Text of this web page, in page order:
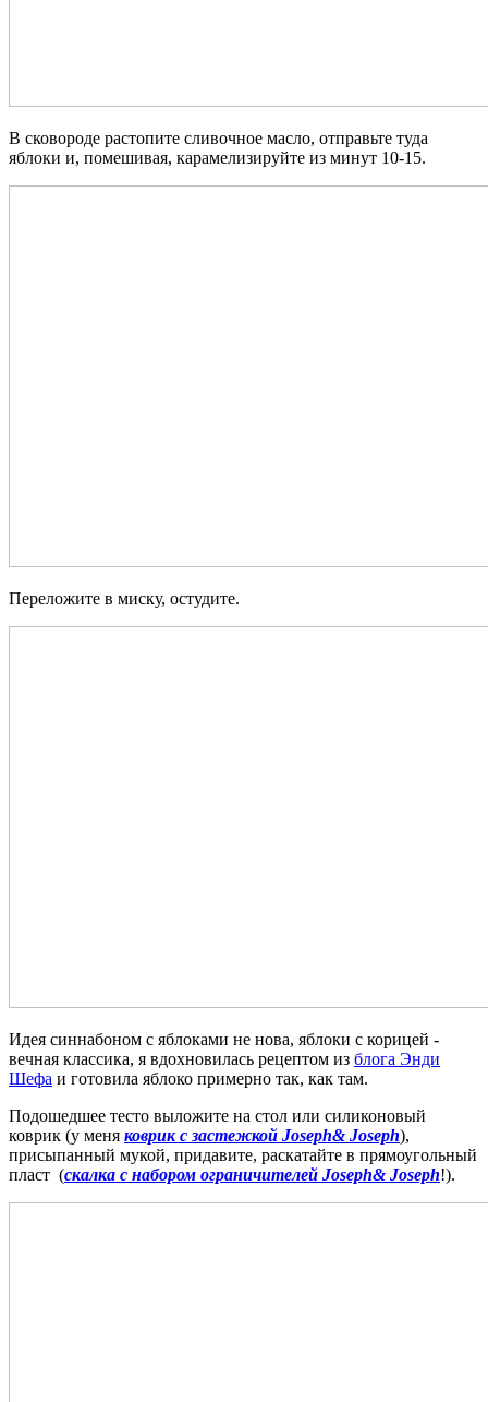
В сковороде растопите сливочное масло, отправьте туда
яблоки и, помешивая, карамелизируйте из минут 10-15.
Переложите в миску, остудите.
Идея синнабоном с яблоками не нова, яблоки с корицей -
вечная классика, я вдохновилась рецептом из блога Энди
Шефа и готовила яблоко примерно так, как там.
Подошедшее тесто выложите на стол или силиконовый
коврик (у меня коврик с застежкой Joseph& Joseph),
присыпанный мукой, придавите, раскатайте в прямоугольный
пласт (скалка с набором ограничителей Joseph& Joseph!).